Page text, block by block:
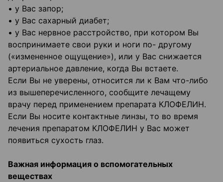
• у Вас запор;
• у Вас сахарный диабет;
• у Вас нервное расстройство, при котором Вы
воспринимаете свои руки и ноги по- другому
(«измененное ощущение»), или у Вас снижается
артериальное давление, когда Вы встаете.
Если Вы не уверены, относится ли к Вам что-либо
из вышеперечисленного, сообщите лечащему
врачу перед применением препарата КЛОФЕЛИН.
Если Вы носите контактные линзы, то во время
лечения препаратом КЛОФЕЛИН у Вас может
появиться сухость глаз.
Важная информация о вспомогательных
веществах